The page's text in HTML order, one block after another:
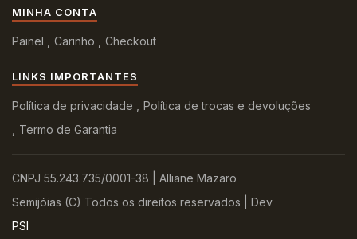
MINHA CONTA
Painel Carinho Checkout
LINKS IMPORTANTES
Política de privacidade
Política de trocas e devoluções
Termo de Garantia
CNPJ 55.243.735/0001-38 | Alliane Mazaro
Semijóias (C) Todos os direitos reservados | Dev
PSI